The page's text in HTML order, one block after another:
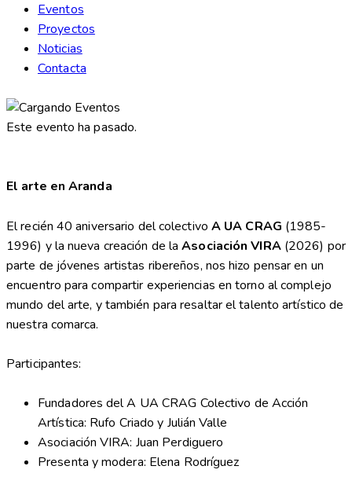
Eventos
Proyectos
Noticias
Contacta
Este evento ha pasado.
El arte en Aranda
El recién 40 aniversario del colectivo A UA CRAG (1985-
1996) y la nueva creación de laAsociación VIRA (2026) por
parte de jóvenes artistas ribereños, nos hizo pensar en un
encuentro para compartir experiencias en torno al complejo
mundo del arte, y también para resaltar el talento artístico de
nuestra comarca.
Participantes:
Fundadores del A UA CRAG Colectivo de Acción
Artística: Rufo Criado y Julián Valle
Asociación VIRA: Juan Perdiguero
Presenta y modera: Elena Rodríguez